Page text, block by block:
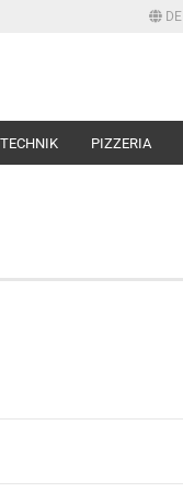
DE
PIZZERIA